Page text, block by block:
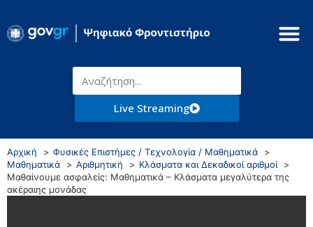
Live Streaming
Αρχική
Φυσικές Επιστήμες / Τεχνολογία / Μαθηματικά
Μαθηματικά
Αριθμητική
Κλάσματα και Δεκαδικοί αριθμοί
Μαθαίνουμε ασφαλείς: Μαθηματικά – Κλάσματα μεγαλύτερα της
ακέραιης μονάδας